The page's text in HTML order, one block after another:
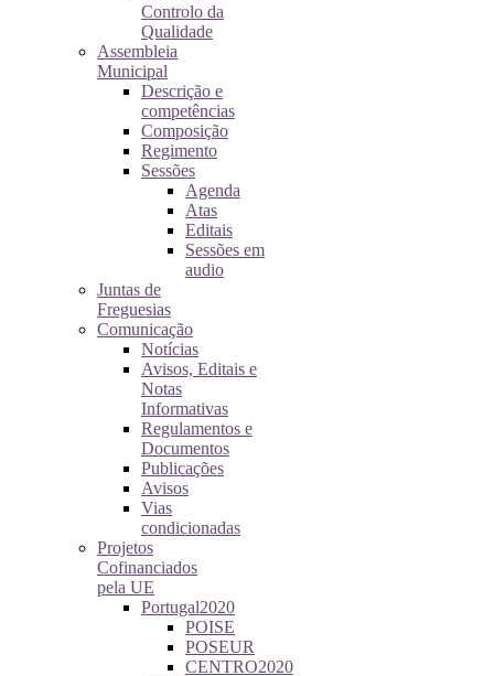
Controlo da
Qualidade
Assembleia
Municipal
Descrição e
competências
Composição
Regimento
Sessões
Agenda
Atas
Editais
Sessões em
audio
Juntas de
Freguesias
Comunicação
Notícias
Avisos, Editais e
Notas
Informativas
Regulamentos e
Documentos
Publicações
Avisos
Vias
condicionadas
Projetos
Cofinanciados
pela UE
Portugal2020
POISE
POSEUR
CENTRO2020